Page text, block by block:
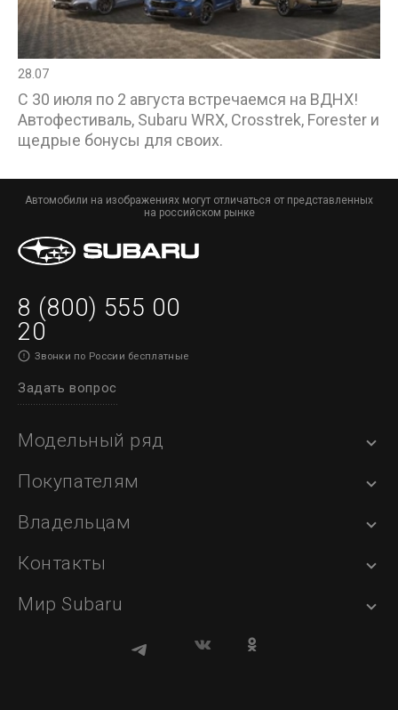
28.07
С 30 июля по 2 августа встречаемся на ВДНХ!
Автофестиваль, Subaru WRX, Crosstrek, Forester и
щедрые бонусы для своих.
Автомобили на изображениях могут отличаться от представленных
на российском рынке
8 (800) 555 00
20
Звонки по России бесплатные
Задать вопрос
Модельный ряд
Покупателям
Владельцам
Контакты
Мир Subaru